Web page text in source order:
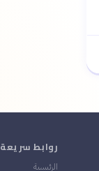
روابط سريعة
الرئيسية